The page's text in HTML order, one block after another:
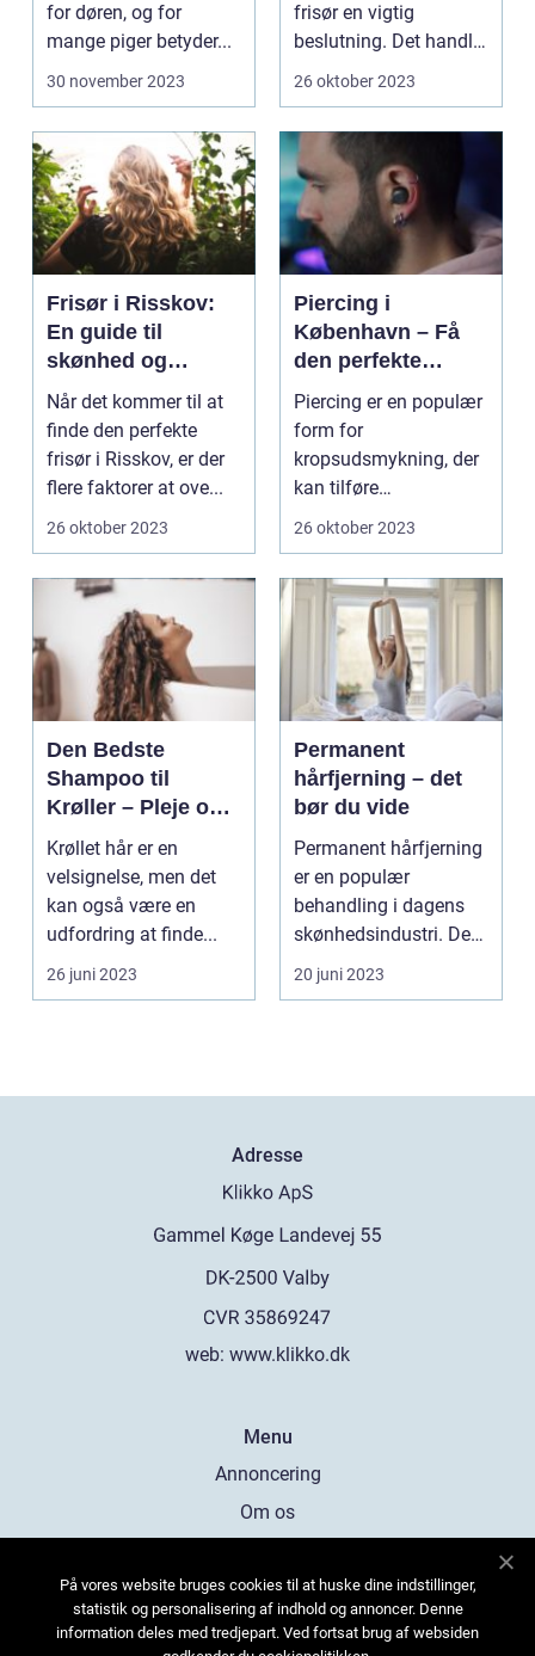
for døren, og for
mange piger betyder...
30 november 2023
frisør en vigtig
beslutning. Det handler
om mere...
26 oktober 2023
Frisør i Risskov:
En guide til
skønhed og
velvære
Når det kommer til at
finde den perfekte
frisør i Risskov, er der
flere faktorer at ove...
26 oktober 2023
Piercing i
København – Få
den perfekte
kropsudsmykning
Piercing er en populær
form for
kropsudsmykning, der
kan tilføre
personlighed og stil til
26 oktober 2023
Den Bedste
Shampoo til
Krøller – Pleje og
Definition til Dine
Smukke Lokker
Krøllet hår er en
velsignelse, men det
kan også være en
udfordring at finde...
26 juni 2023
Permanent
hårfjerning – det
bør du vide
Permanent hårfjerning
er en populær
behandling i dagens
skønhedsindustri. De
fles...
20 juni 2023
Adresse
web: www.klikko.dk
Menu
Annoncering
Om os
Kontakt os
Sitemap
På vores website bruges cookies til at huske dine indstillinger,
statistik og personalisering af indhold og annoncer. Denne
information deles med tredjepart. Ved fortsat brug af websiden